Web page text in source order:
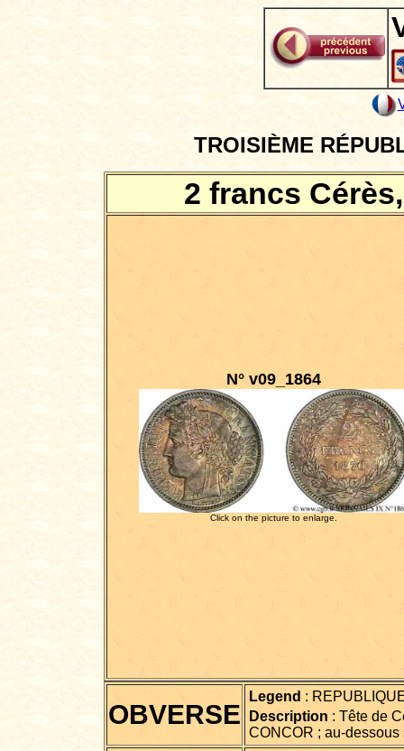
TROISIÈME
2 francs
N° v09_1864
Click on the picture to enlarge.
OBVERSE
Legend :
Description: Tête de
CONCOR ; au-dessous